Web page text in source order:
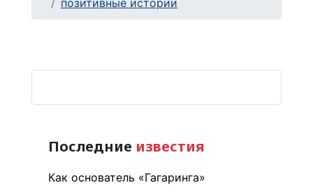
Последние известия
Как основатель «Гагаринга»